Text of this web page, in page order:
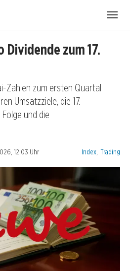
Dividende zum 17.
Zahlen zum ersten Quartal
Umsatzziele, die 17.
und die
12:03 Uhr Kategorien:
Index Trading